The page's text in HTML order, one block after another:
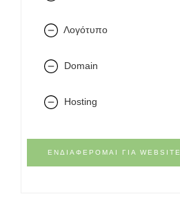
Λογότυπο
Domain
Hosting
ΕΝΔΙΑΦΈΡΟΜΑΙ ΓΙΑ WEBSITE